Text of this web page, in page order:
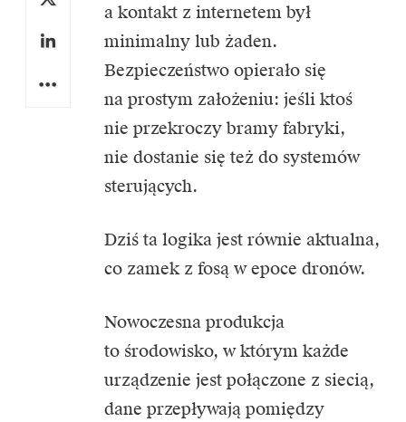
a kontakt z internetem był
minimalny lub żaden.
Bezpieczeństwo opierało się
na prostym założeniu: jeśli ktoś
nie przekroczy bramy fabryki,
nie dostanie się też do systemów
sterujących.
Dziś ta logika jest równie aktualna,
co zamek z fosą w epoce dronów.
Nowoczesna produkcja
to środowisko, w którym każde
urządzenie jest połączone z siecią,
dane przepływają pomiędzy